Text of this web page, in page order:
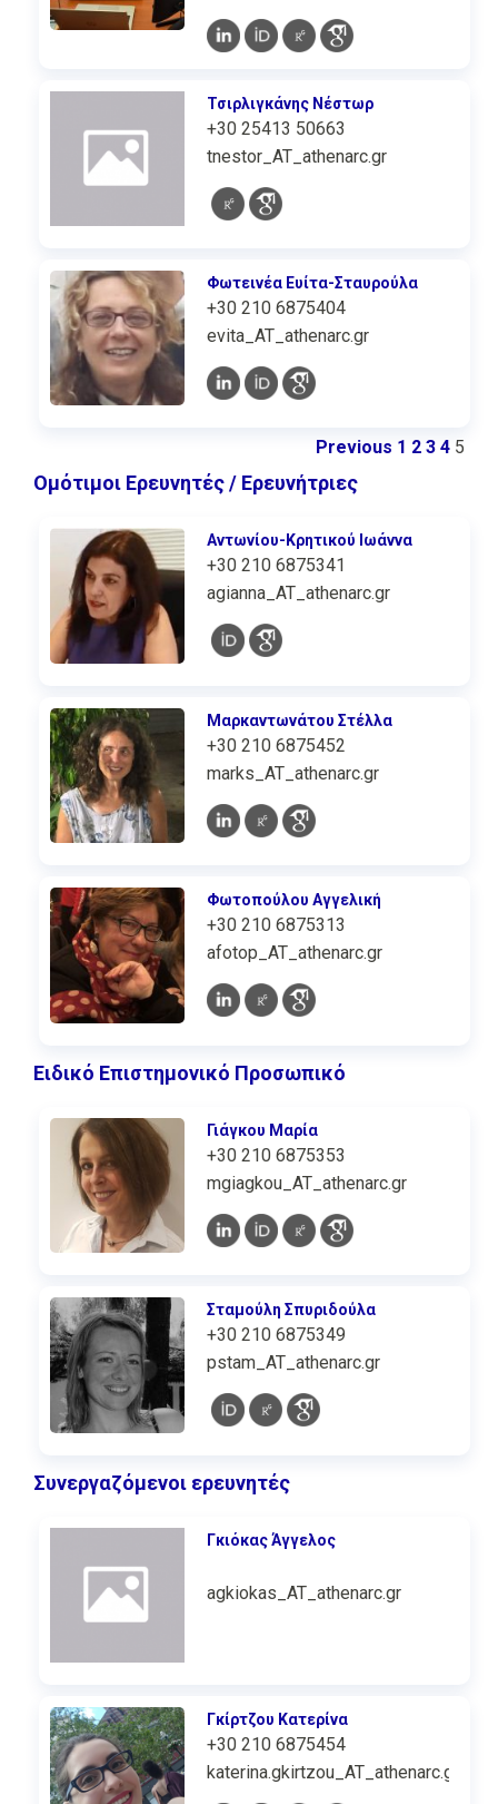
Τσιρλιγκάνης Νέστωρ
+30 25413 50663
tnestor_AT_athenarc.gr
Φωτεινέα Ευίτα-Σταυρούλα
+30 210 6875404
evita_AT_athenarc.gr
Previous 1 2 3 4 5
Ομότιμοι Ερευνητές / Ερευνήτριες
Αντωνίου-Κρητικού Ιωάννα
+30 210 6875341
agianna_AT_athenarc.gr
Μαρκαντωνάτου Στέλλα
+30 210 6875452
marks_AT_athenarc.gr
Φωτοπούλου Αγγελική
+30 210 6875313
afotop_AT_athenarc.gr
Ειδικό Επιστημονικό Προσωπικό
Γιάγκου Μαρία
+30 210 6875353
mgiagkou_AT_athenarc.gr
Σταμούλη Σπυριδούλα
+30 210 6875349
pstam_AT_athenarc.gr
Συνεργαζόμενοι ερευνητές
Γκιόκας Άγγελος
agkiokas_AT_athenarc.gr
Γκίρτζου Κατερίνα
+30 210 6875454
katerina.gkirtzou_AT_athenarc.gr